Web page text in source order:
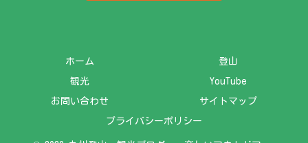
ホーム 登山
観光 YouTube
お問い合わせ サイトマップ
プライバシーポリシー